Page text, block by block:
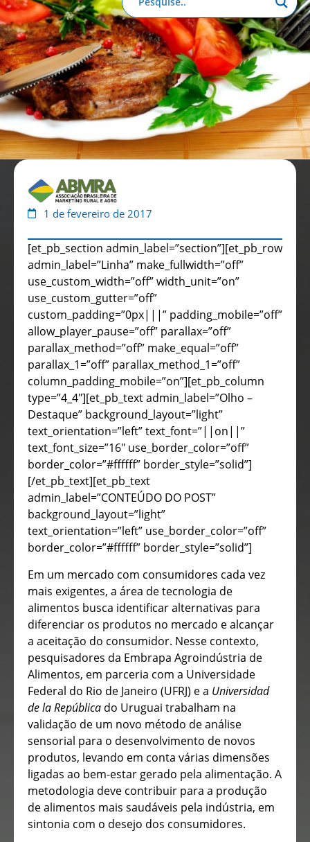
1 de fevereiro de 2017
[et_pb_section admin_label=”section”][et_pb_row
admin_label=”Linha” make_fullwidth=”off”
use_custom_width=”off” width_unit=”on”
use_custom_gutter=”off”
custom_padding=”0px|||” padding_mobile=”off”
allow_player_pause=”off” parallax=”off”
parallax_method=”off” make_equal=”off”
parallax_1=”off” parallax_method_1=”off”
column_padding_mobile=”on”][et_pb_column
type=”4_4″][et_pb_text admin_label=”Olho –
Destaque” background_layout=”light”
text_orientation=”left” text_font=”||on||”
text_font_size=”16″ use_border_color=”off”
border_color=”#ffffff” border_style=”solid”]
[/et_pb_text][et_pb_text
admin_label=”CONTEÚDO DO POST”
background_layout=”light”
text_orientation=”left” use_border_color=”off”
border_color=”#ffffff” border_style=”solid”]
Em um mercado com consumidores cada vez
mais exigentes, a área de tecnologia de
alimentos busca identificar alternativas para
diferenciar os produtos no mercado e alcançar
a aceitação do consumidor. Nesse contexto,
pesquisadores da Embrapa Agroindústria de
Alimentos, em parceria com a Universidade
Federal do Rio de Janeiro (UFRJ) e a Universidad
de la República do Uruguai trabalham na
validação de um novo método de análise
sensorial para o desenvolvimento de novos
produtos, levando em conta várias dimensões
ligadas ao bem-estar gerado pela alimentação. A
metodologia deve contribuir para a produção
de alimentos mais saudáveis pela indústria, em
sintonia com o desejo dos consumidores.